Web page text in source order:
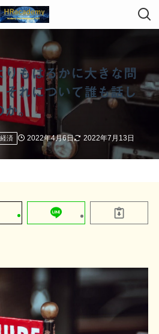
りもはるかに大きな問
それについて誰も話し
か。
済 2022年4月6日 2022年7月13日